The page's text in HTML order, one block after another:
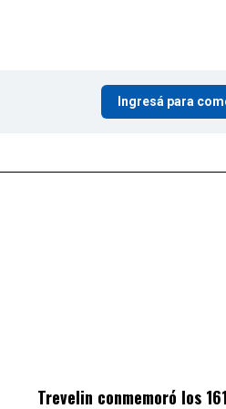
Ingresá para
Trevelin conmemoró los